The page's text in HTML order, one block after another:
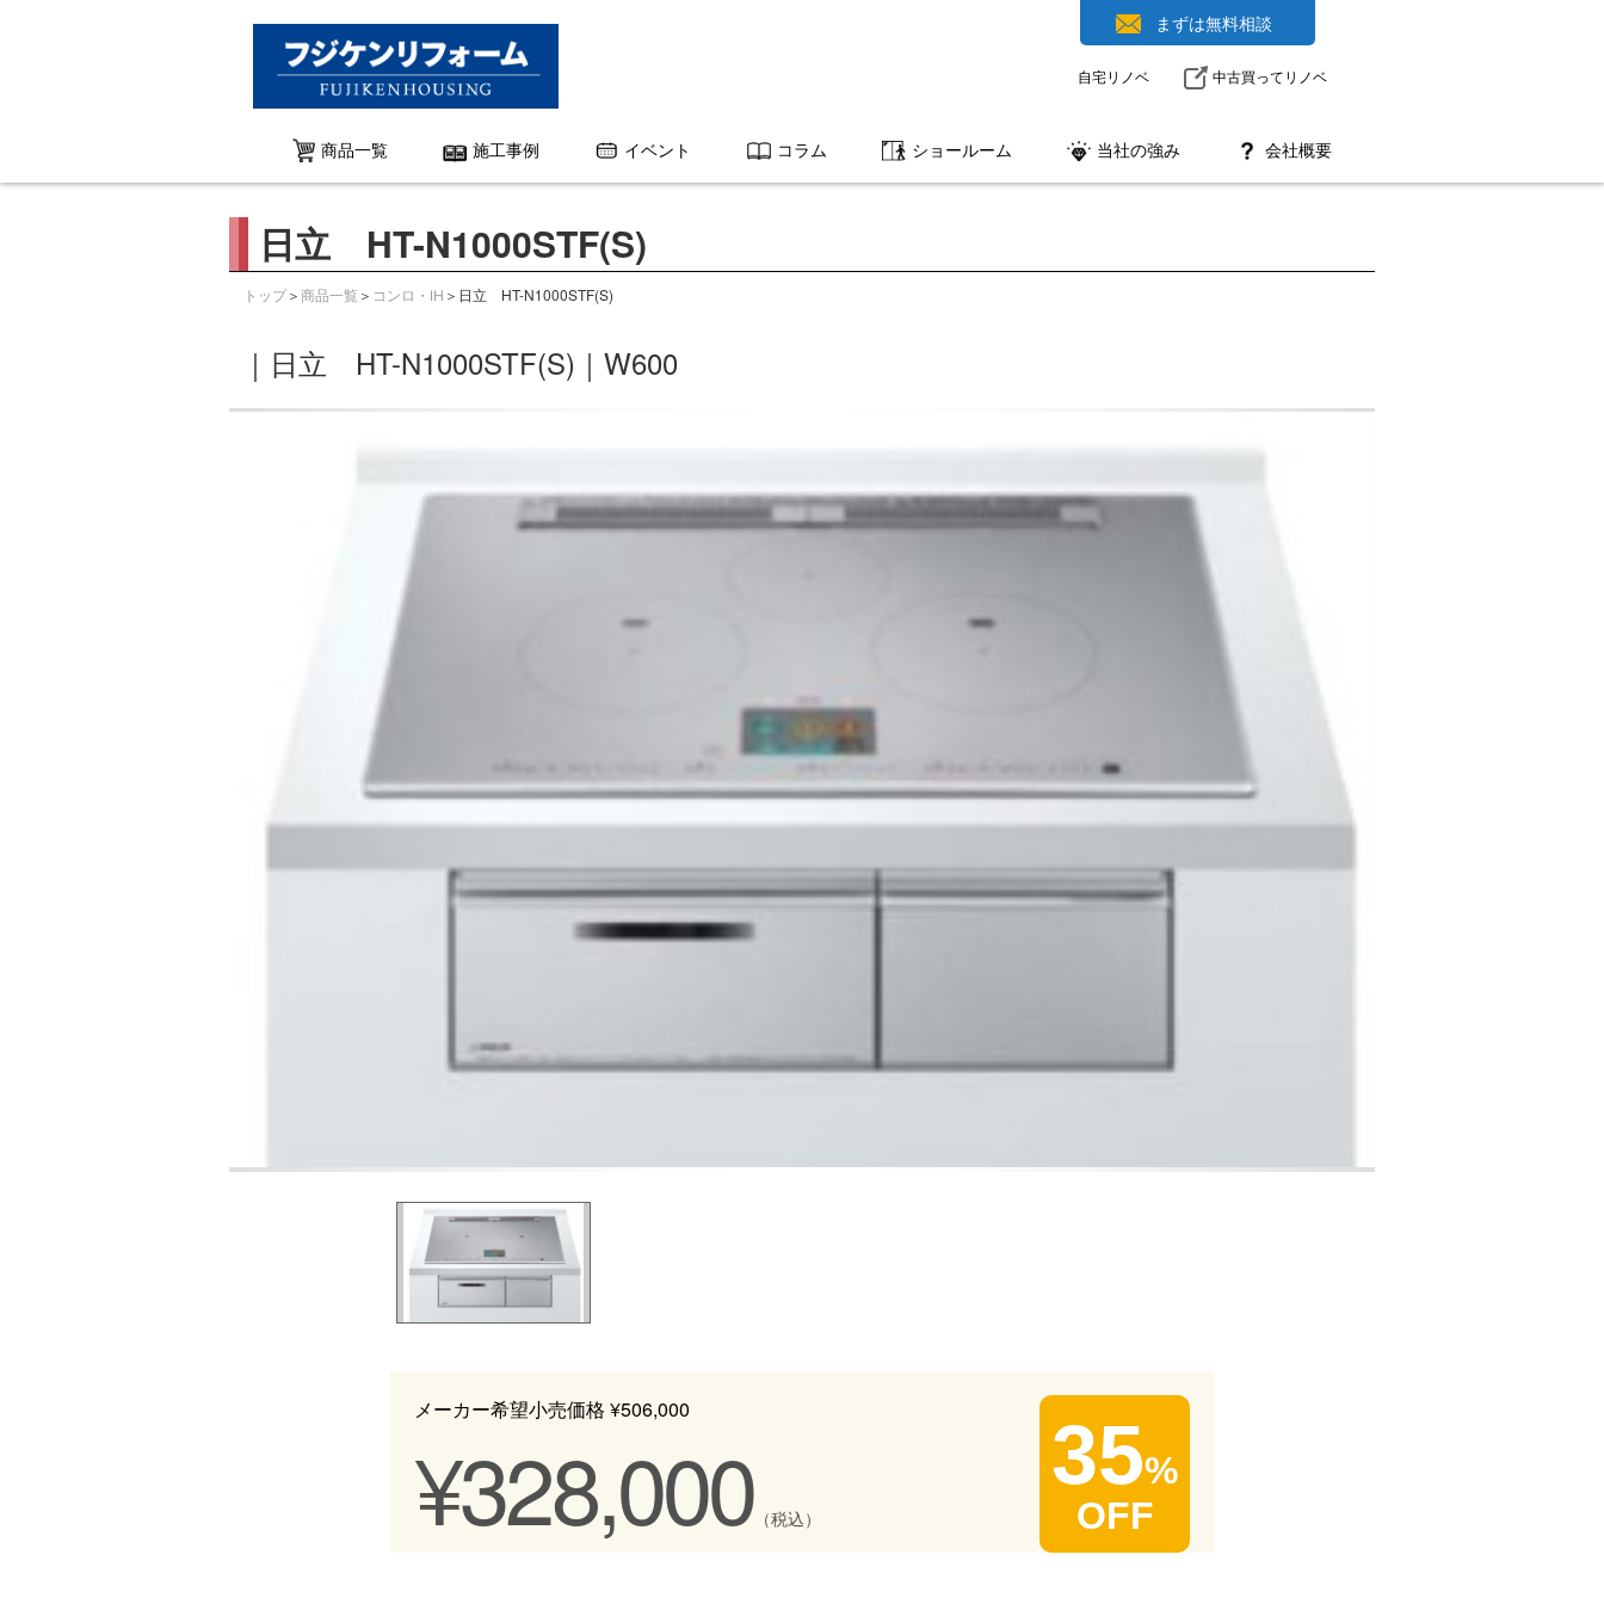
まずは無料相談
自宅リノベ 中古買ってリノベ
商品一覧 施工事例 イベント コラム ショールーム 当社の強み 会社概要
日立 HT-N1000STF(S)
トップ ＞ 商品一覧 ＞ コンロ・IH ＞日立 HT-N1000STF(S)
｜日立 HT-N1000STF(S)｜W600
メーカー希望小売価格 ¥506,000
¥328,000 （税込）
35%
OFF